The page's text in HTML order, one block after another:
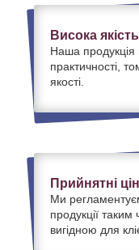
Висока
Наша продукція
практичності,
якості.
Прийнятні
Ми
продукції
вигідною для